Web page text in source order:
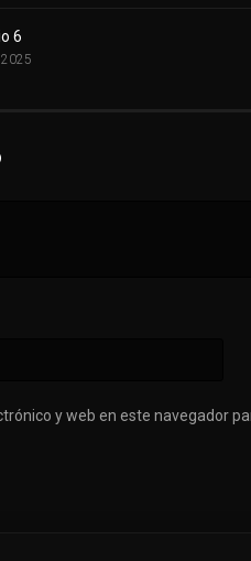
6
y web en este navegador